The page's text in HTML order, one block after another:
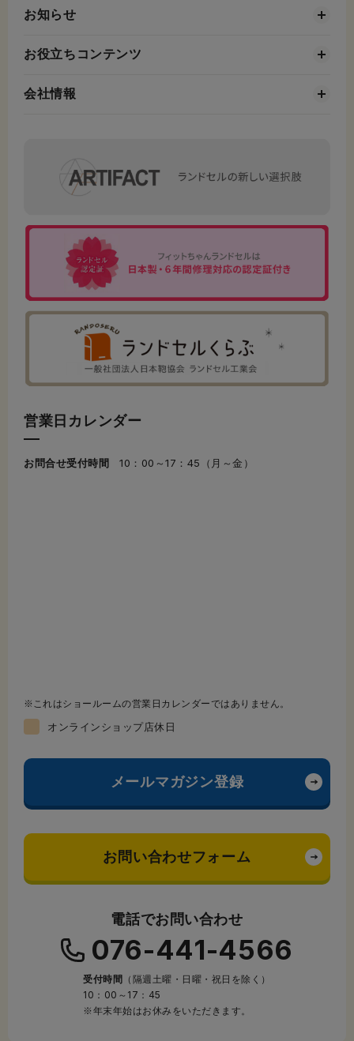
お知らせ
お役立ちコンテンツ
会社情報
営業日カレンダー
お問合せ受付時間 10：00～17：45（月～金）
これはショールームの営業日カレンダーではありません。
オンラインショップ店休日
メールマガジン登録
お問い合わせフォーム
電話でお問い合わせ
076-441-4566
受付時間
（隔週土曜・日曜・祝日を除く）
10：00～17：45
※年末年始はお休みをいただきます。